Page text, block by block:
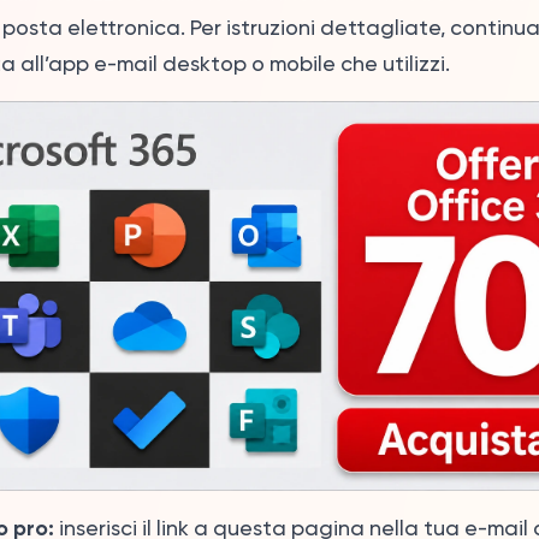
elettronica. Per istruzioni dettagliate,
all’app e-mail desktop o mobile che utilizzi.
pro: inserisci il link a questa pagina nella tua e-mail